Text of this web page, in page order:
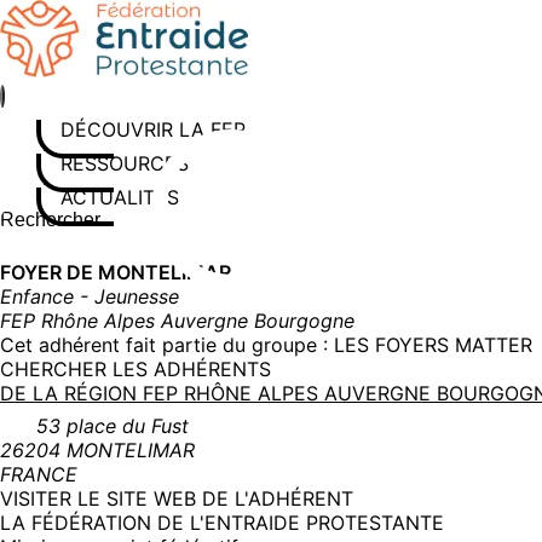
Aller
au
contenu
DÉCOUVRIR LA FEP
RESSOURCES
ACTUALITÉS
Rechercher sur le site
Saisissez au moins 3 caractères pour lancer la recherche
FOYER DE MONTELIMAR
Enfance - Jeunesse
FEP Rhône Alpes Auvergne Bourgogne
Cet adhérent fait partie du groupe : LES FOYERS MATTER
CHERCHER LES ADHÉRENTS
DE LA RÉGION FEP RHÔNE ALPES AUVERGNE
53 place du Fust
26204 MONTELIMAR
FRANCE
VISITER LE SITE WEB DE L'ADHÉRENT(NOUVELLE
FENÊTRE)
LA FÉDÉRATION DE L'ENTRAIDE PROTESTANTE